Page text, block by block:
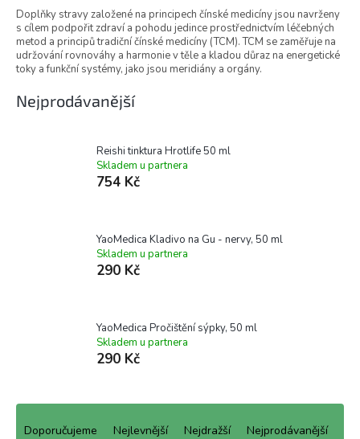
Doplňky stravy založené na principech čínské medicíny jsou navrženy
s cílem podpořit zdraví a pohodu jedince prostřednictvím léčebných
metod a principů tradiční čínské medicíny (TCM). TCM se zaměřuje na
udržování rovnováhy a harmonie v těle a kladou důraz na energetické
toky a funkční systémy, jako jsou meridiány a orgány.
Nejprodávanější
Reishi tinktura Hrotlife 50 ml
Skladem u partnera
754 Kč
YaoMedica Kladivo na Gu - nervy, 50 ml
Skladem u partnera
290 Kč
YaoMedica Pročištění sýpky, 50 ml
Skladem u partnera
290 Kč
Ř
Doporučujeme Nejlevnější Nejdražší Nejprodávanější